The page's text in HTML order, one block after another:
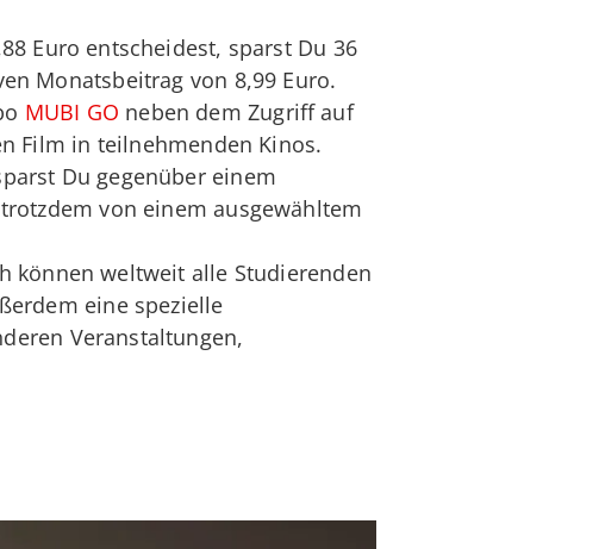
Euro entscheidest, sparst Du 36
Monatsbeitrag von 8,99 Euro.
MUBI GO neben dem Zugriff auf
Film in teilnehmenden Kinos.
Du gegenüber einem
von einem ausgewähltem
können weltweit alle Studierenden
eine spezielle
Veranstaltungen,